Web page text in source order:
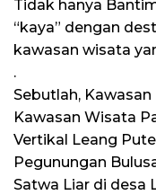
Tidak hanya
“kaya” dengan
kawasan wisata
.
Sebutlah,
Kawasan Wisata
Vertikal Leang
Pegunungan
Satwa Liar di desa